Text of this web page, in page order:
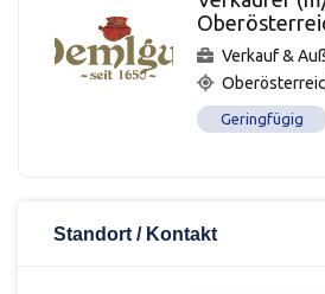
Verkauf &
Geringfügig
Standort / Kontakt